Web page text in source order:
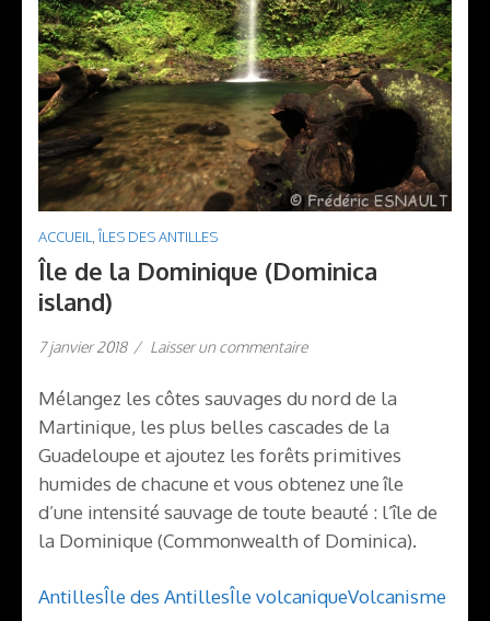
ACCUEIL, ÎLES DES ANTILLES
Île de la Dominique (Dominica
island)
7 janvier 2018 / Laisser un commentaire
Mélangez les côtes sauvages du nord de la
Martinique, les plus belles cascades de la
Guadeloupe et ajoutez les forêts primitives
humides de chacune et vous obtenez une île
d’une intensité sauvage de toute beauté : l’île de
la Dominique (Commonwealth of Dominica).
AntillesÎle des AntillesÎle volcaniqueVolcanisme